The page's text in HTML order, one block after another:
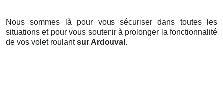
Nous sommes là pour vous sécuriser dans toutes les
situations et pour vous soutenir à prolonger la fonctionnalité
de vos volet roulantsur Ardouval .